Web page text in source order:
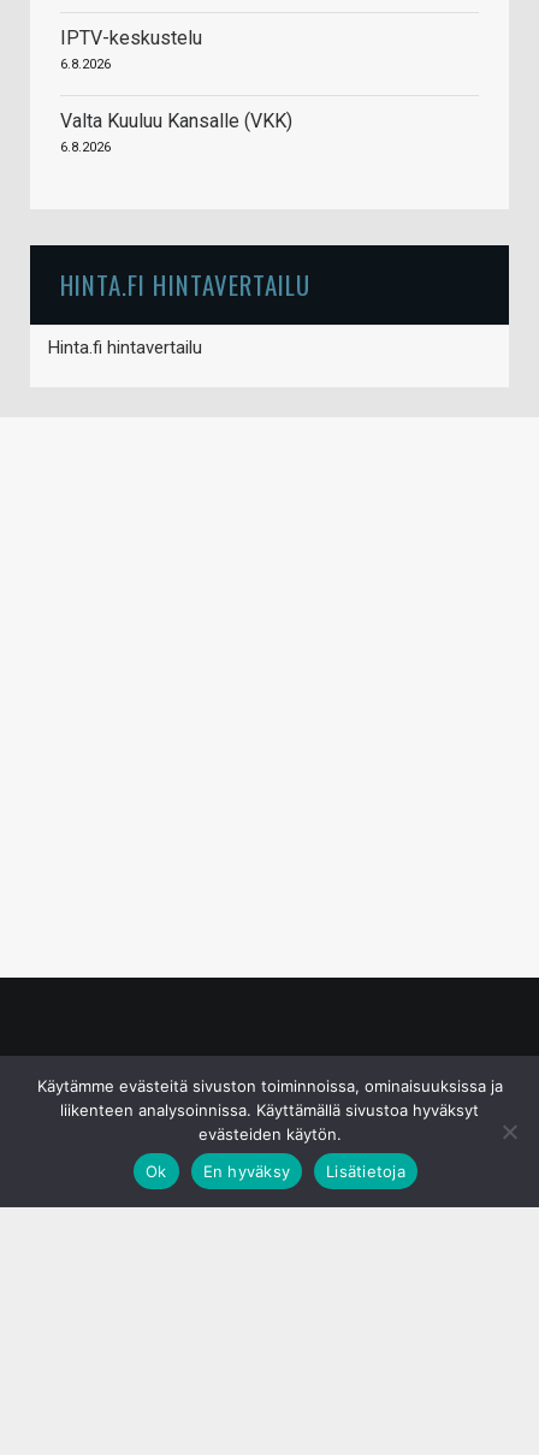
IPTV-keskustelu
6.8.2026
Valta Kuuluu Kansalle (VKK)
6.8.2026
HINTA.FI HINTAVERTAILU
Hinta.fi hintavertailu
Käytämme evästeitä sivuston toiminnoissa, ominaisuuksissa ja
liikenteen analysoinnissa. Käyttämällä sivustoa hyväksyt
evästeiden käytön.
Ok
En hyväksy Lisätietoja